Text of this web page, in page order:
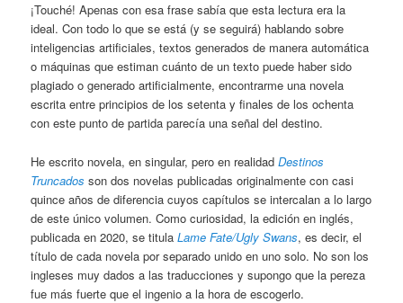
¡Touché! Apenas con esa frase sabía que esta lectura era la
ideal. Con todo lo que se está (y se seguirá) hablando sobre
inteligencias artificiales, textos generados de manera automática
o máquinas que estiman cuánto de un texto puede haber sido
plagiado o generado artificialmente, encontrarme una novela
escrita entre principios de los setenta y finales de los ochenta
con este punto de partida parecía una señal del destino.
He escrito novela, en singular, pero en realidadDestinos
Truncados son dos novelas publicadas originalmente con casi
quince años de diferencia cuyos capítulos se intercalan a lo largo
de este único volumen. Como curiosidad, la edición en inglés,
publicada en 2020, se titulaLame Fate/Ugly Swans, es decir, el
título de cada novela por separado unido en uno solo. No son los
ingleses muy dados a las traducciones y supongo que la pereza
fue más fuerte que el ingenio a la hora de escogerlo.